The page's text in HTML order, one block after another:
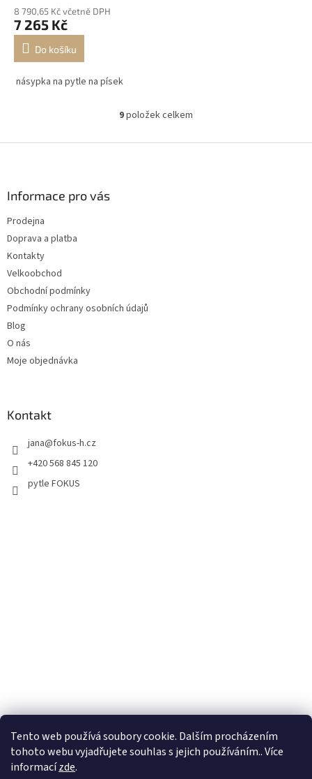
Tento web používá soubory cookie. Dalším procházením
tohoto webu vyjadřujete souhlas s jejich používáním.. Více
informacízde.
8 790,65 Kč včetně DPH
7 265 Kč
Do košíku
násypka na pytle na písek
O
l
9položek celkem
Informace pro vás
Prodejna
Doprava a platba
Kontakty
Velkoobchod
Obchodní podmínky
Podmínky ochrany osobních údajů
Blog
O nás
Moje objednávka
Kontakt
jana@fokus-h.cz
+420 568 845 120
pytle FOKUS